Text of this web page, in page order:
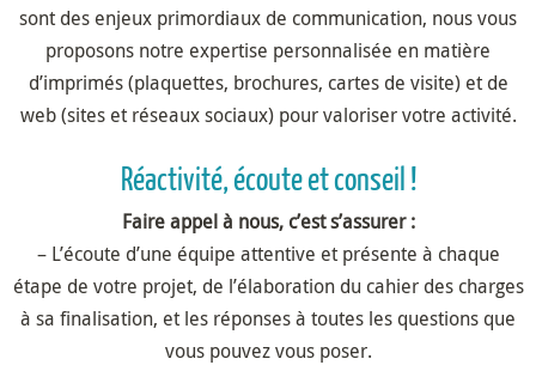
sont des enjeux primordiaux de communication, nous vous
proposons notre expertise personnalisée en matière
d’imprimés (plaquettes, brochures, cartes de visite) et de
web (sites et réseaux sociaux) pour valoriser votre activité.
Réactivité, écoute et conseil !
Faire appel à nous, c’est s’assurer :
– L’écoute d’une équipe attentive et présente à chaque
étape de votre projet, de l’élaboration du cahier des charges
à sa finalisation, et les réponses à toutes les questions que
vous pouvez vous poser.